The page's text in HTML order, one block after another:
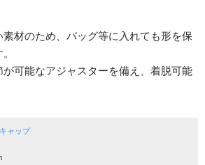
素材のため、バッグ等に入れても形を保
が可能なアジャスターを備え、着脱可能
キャップ